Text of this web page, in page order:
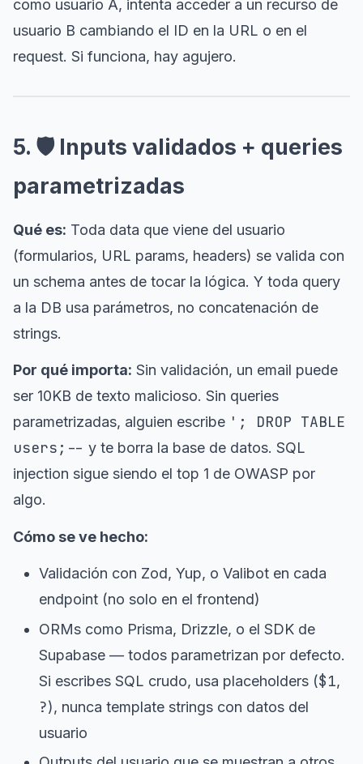
como usuario A, intenta acceder a un recurso de
usuario B cambiando el ID en la URL o en el
request. Si funciona, hay agujero.
5. 🛡️ Inputs validados + queries
parametrizadas
Qué es: Toda data que viene del usuario
(formularios, URL params, headers) se valida con
un schema antes de tocar la lógica. Y toda query
a la DB usa parámetros, no concatenación de
strings.
Por qué importa: Sin validación, un email puede
ser 10KB de texto malicioso. Sin queries
parametrizadas, alguien escribe '; DROP TABLE
users;-- y te borra la base de datos. SQL
injection sigue siendo el top 1 de OWASP por
algo.
Cómo se ve hecho:
Validación con Zod, Yup, o Valibot en cada
endpoint (no solo en el frontend)
ORMs como Prisma, Drizzle, o el SDK de
Supabase — todos parametrizan por defecto.
Si escribes SQL crudo, usa placeholders ($1,
?), nunca template strings con datos del
usuario